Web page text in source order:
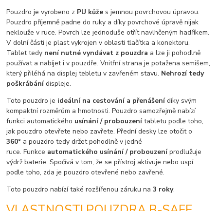
Pouzdro je vyrobeno z PU kůže s jemnou povrchovou úpravou.
Pouzdro příjemně padne do ruky a díky povrchové úpravě nijak
neklouže v ruce. Povrch lze jednoduše otřít navlhčeným hadříkem.
V dolní části je plast vykrojen v oblasti tlačítka a konektoru.
Tablet tedy není nutné vyndávat z pouzdra a lze ji pohodlně
používat a nabíjet i v pouzdře. Vnitřní strana je potažena semišem,
který přiléhá na displej tebletu v zavřeném stavu. Nehrozí tedy
poškrábánídispleje.
Toto pouzdro je ideální na cestování a přenášenídíky svým
kompaktní rozměrům a hmotnosti. Pouzdro samozřejmě nabízí
funkci automatického usínání / probouzenítabletu podle toho,
jak pouzdro otevřete nebo zavřete. Přední desky lze otočit o
360° a pouzdro tedy držet pohodlně v jedné
ruce. Funkce automatického usínání / probouzeníprodlužuje
výdrž baterie. Spočívá v tom, že se přístroj aktivuje nebo uspí
podle toho, zda je pouzdro otevřené nebo zavřené.
Toto pouzdro nabízí také rozšířenou záruku na3 roky.